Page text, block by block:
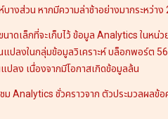
างส่วน หากมีความล่าช้าอย่างมากระหว่าง
าดเล็กที่จะเก็บไว้ ข้อมูล Analytics ในหน่
ปลงในกลุ่มข้อมูลวิเคราะห์ บล็อกพอร์ต
ลง เนื่องจากมีโอกาสเกิดข้อมูลล้น
ม Analytics ชั่วคราวจาก ตัวประมวลผลข้อ